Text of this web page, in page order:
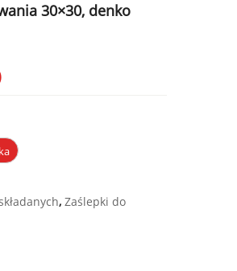
30×30, denko
, Zaślepki do